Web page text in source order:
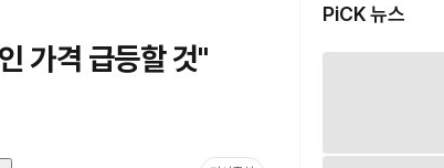
가격 급등할 것"
PiCK 뉴스